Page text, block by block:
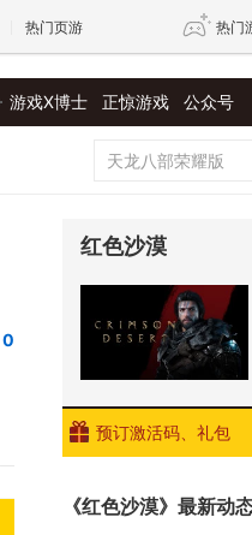
热门页游 热门
王权与自由 诛仙世界 新仙
游戏X博士 正惊游戏 公众号
0
红色沙漠
预订激活码、礼包
《红色沙漠》最新动